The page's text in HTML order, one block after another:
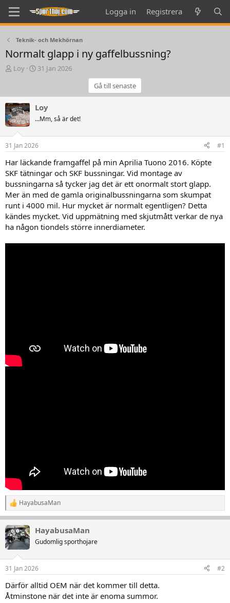
Logga in Registrera
Teknik- och Mekhörnan
Normalt glapp i ny gaffelbussning?
T
e
a
d
s
t
a
r
t
e
r
Loy
S
r
a
e
31 Jan 2026
Gå till senaste
Loy
...Mm, så är det!
31 Jan 2026 #1
Har läckande framgaffel på min Aprilia Tuono 2016. Köpte
SKF tätningar och SKF bussningar. Vid montage av
bussningarna så tycker jag det är ett onormalt stort glapp.
Mer än med de gamla originalbussningarna som skumpat
runt i 4000 mil. Hur mycket är normalt egentligen? Detta
kändes mycket. Vid uppmätning med skjutmått verkar de nya
ha någon tiondels större innerdiameter.
R
e
k
t
i
e
:
HayabusaMan
HayabusaMan
Gudomlig sporthojare
31 Jan 2026 #2
Därför alltid OEM när det kommer till detta.
Åtminstone när det inte är enoma summor.